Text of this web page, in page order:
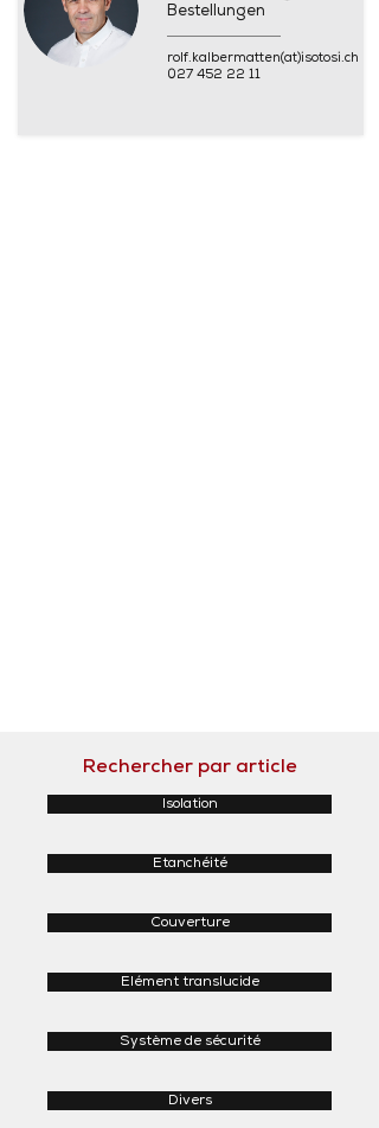
Bestellungen
rolf.kalbermatten(at)isotosi.ch
027 452 22 11
Rechercher par article
Isolation
Etanchéité
Couverture
Elément translucide
Système de sécurité
Divers